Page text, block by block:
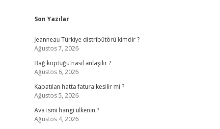
Sidebar
Son Yazılar
Jeanneau Türkiye distribütörü kimdir ?
Ağustos 7, 2026
Bağ koptuğu nasıl anlaşılır ?
Ağustos 6, 2026
Kapatılan hatta fatura kesilir mi ?
Ağustos 5, 2026
Ava ismi hangi ülkenin ?
Ağustos 4, 2026